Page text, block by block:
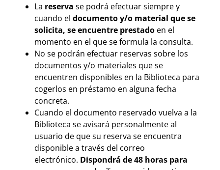
La reserva se podrá efectuar siempre y
cuando el documento y/o material que se
solicita, se encuentre prestadoen el
momento en el que se formula la consulta.
No se podrán efectuar reservas sobre los
documentos y/o materiales que se
encuentren disponibles en la Biblioteca para
cogerlos en préstamo en alguna fecha
concreta.
Cuando el documento reservado vuelva a la
Biblioteca se avisará personalmente al
usuario de que su reserva se encuentra
disponible a través del correo
electrónico. Dispondrá de 48 horas para